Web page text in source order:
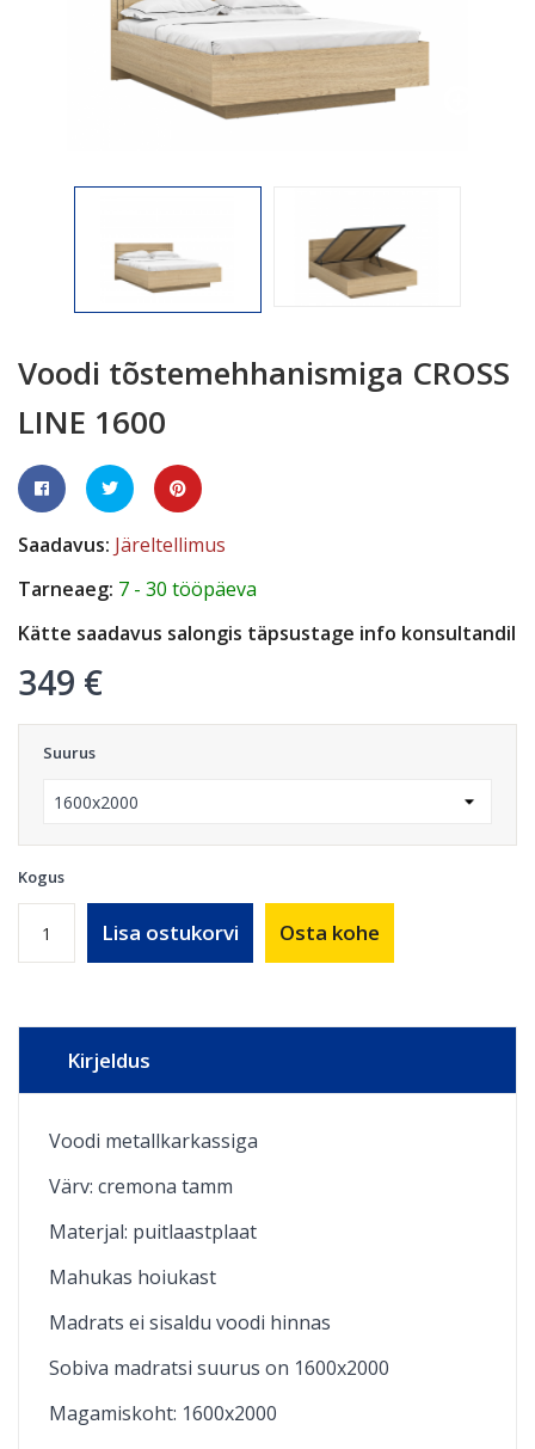
Voodi tõstemehhanismiga CROSS
LINE 1600
Saadavus: Järeltellimus
Tarneaeg: 7 - 30 tööpäeva
Kätte saadavus salongis täpsustage info konsultandil
349 €
Suurus
Kogus
Lisa ostukorvi Osta kohe
Kirjeldus
Voodi metallkarkassiga
Värv: cremona tamm
Materjal: puitlaastplaat
Mahukas hoiukast
Madrats ei sisaldu voodi hinnas
Sobiva madratsi suurus on 1600x2000
Magamiskoht: 1600x2000